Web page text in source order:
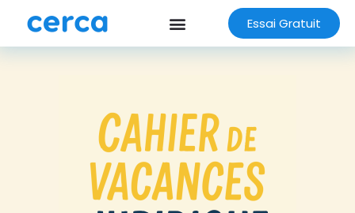
Essai Gratuit